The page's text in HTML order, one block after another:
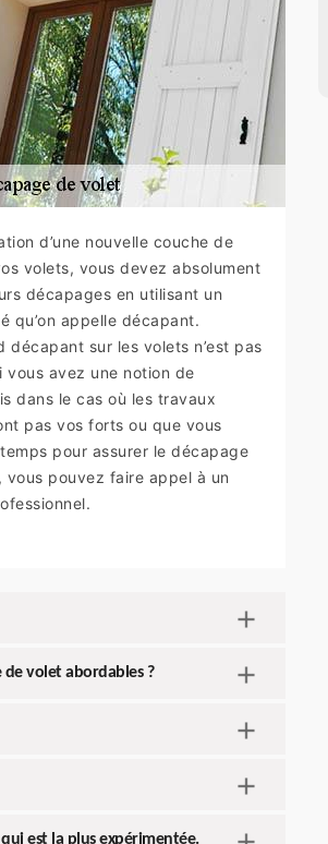
d’une nouvelle couche de
volets, vous devez absolument
décapages en utilisant un
qu’on appelle décapant.
décapant sur les volets n’est pas
avez une notion de
dans le cas où les travaux
pas vos forts ou que vous
temps pour assurer le décapage
vous pouvez faire appel à un
volet abordables ?
est la plus expérimentée.